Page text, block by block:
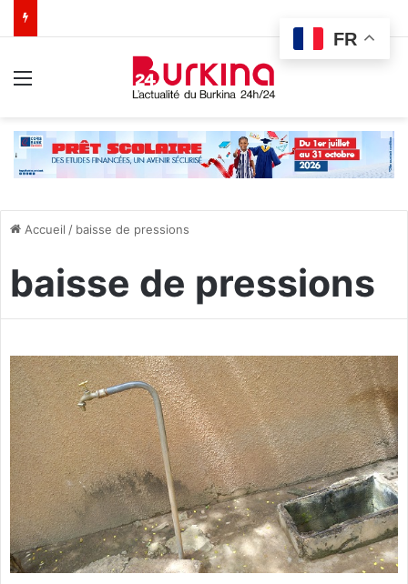
Accueil / baisse de pressions
baisse de pressions
FR